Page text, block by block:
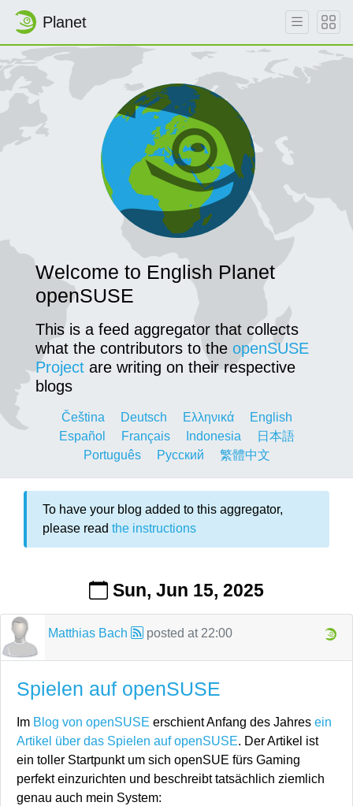
Planet
Skip to main content
Welcome to English Planet
openSUSE
This is a feed aggregator that collects
what the contributors to the openSUSE
Project are writing on their respective
blogs
Čeština Deutsch Ελληνικά
English
Español
Français Indonesia
日本語
Português
Русский 繁體中文
To have your blog added to this aggregator,
please read the instructions
Sun, Jun 15, 2025
Matthias Bach posted at 22:00
Spielen auf openSUSE
Im Blog von openSUSE erschient Anfang des Jahres ein
Artikel über das Spielen auf openSUSE. Der Artikel ist
ein toller Startpunkt um sich openSUE fürs Gaming
perfekt einzurichten und beschreibt tatsächlich ziemlich
genau auch mein System: